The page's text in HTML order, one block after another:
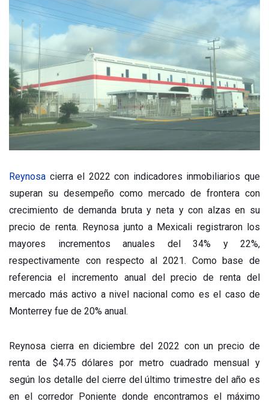
Reynosa cierra el 2022 con indicadores inmobiliarios que
superan su desempeño como mercado de frontera con
crecimiento de demanda bruta y neta y con alzas en su
precio de renta. Reynosa junto a Mexicali registraron los
mayores incrementos anuales del 34% y 22%,
respectivamente con respecto al 2021. Como base de
referencia el incremento anual del precio de renta del
mercado más activo a nivel nacional como es el caso de
Monterrey fue de 20% anual.
Reynosa cierra en diciembre del 2022 con un precio de
renta de $4.75 dólares por metro cuadrado mensual y
según los detalle del cierre del último trimestre del año es
en el corredor Poniente donde encontramos el máximo